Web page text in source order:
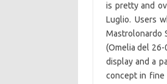
is pretty and
Luglio. Users
Mastrolonardo
(Omelia del
display and a
concept in fine